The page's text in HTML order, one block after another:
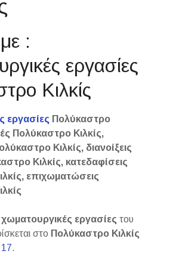
:
εργασίες
Κιλκίς
εργασίες Πολύκαστρο
Πολύκαστρο Κιλκίς,
Κιλκίς, διανοίξεις
Κιλκίς, κατεδαφίσεις
επιχωματώσεις
χωματουργικές εργασίες του
στο Πολύκαστρο Κιλκίς
.